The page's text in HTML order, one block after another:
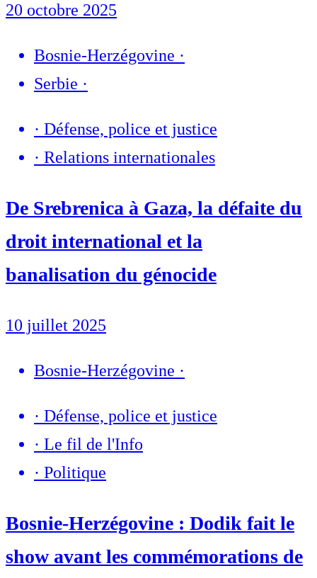
20 octobre 2025
Bosnie-Herzégovine ·
Serbie ·
· Défense, police et justice
· Relations internationales
De Srebrenica à Gaza, la défaite du
droit international et la
banalisation du génocide
10 juillet 2025
Bosnie-Herzégovine ·
· Défense, police et justice
· Le fil de l'Info
· Politique
Bosnie-Herzégovine : Dodik fait le
show avant les commémorations de